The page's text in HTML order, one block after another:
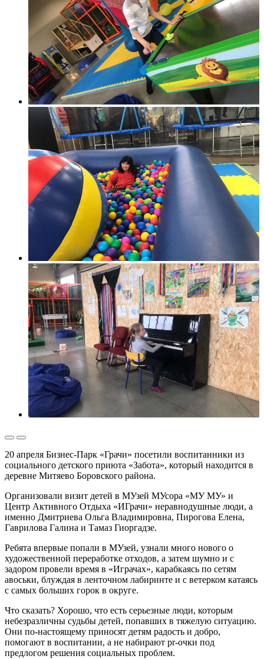
20 апреля Бизнес-Парк «Грачи» посетили воспитанники из
социального детского приюта «Забота», который находится в
деревне Митяево Боровского района.
Организовали визит детей в МУзей МУсора «МУ МУ» и
Центр Активного Отдыха «ИГрачи» неравнодушные люди, а
именно Дмитриева Ольга Владимировна, Пирогова Елена,
Гаврилова Галина и Тамаз Гиоргадзе.
Ребята впервые попали в МУзей, узнали много нового о
художественной переработке отходов, а затем шумно и с
задором провели время в «Играчах», карабкаясь по сетям
авоськи, блуждая в ленточном лабиринте и с ветерком катаясь
с самых больших горок в округе.
Что сказать? Хорошо, что есть серьезные люди, которым
небезразличны судьбы детей, попавших в тяжелую ситуацию.
Они по-настоящему приносят детям радость и добро,
помогают в воспитании, а не набирают pr-очки под
предлогом решения социальных проблем.